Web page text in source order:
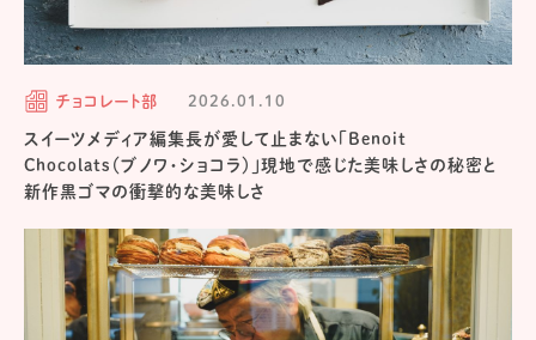
チョコレート部 2026.01.10
スイーツメディア編集長が愛して止まない「Benoit
Chocolats（ブノワ・ショコラ）」現地で感じた美味しさの秘密と
新作黒ゴマの衝撃的な美味しさ